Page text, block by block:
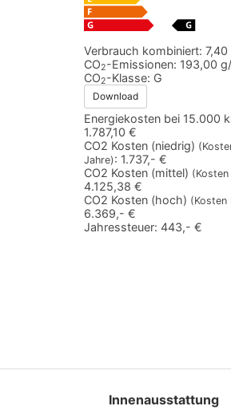
Verbrauch kombiniert:
CO2-Emissionen: 193,00
CO2-Klasse: G
Download
Energiekosten bei 15.000
1.787,10 €
CO2 Kosten (niedrig)
Jahre): 1.737,- €
CO2 Kosten (mittel)
4.125,38 €
CO2 Kosten (hoch) (Kosten
6.369,- €
Jahressteuer: 443,- €
Innenausstattung